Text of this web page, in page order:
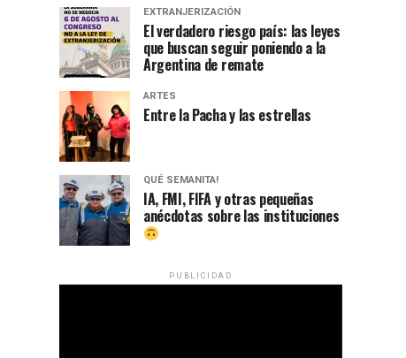
EXTRANJERIZACIÓN
El verdadero riesgo país: las leyes
que buscan seguir poniendo a la
Argentina de remate
ARTES
Entre la Pacha y las estrellas
QUÉ SEMANITA!
IA, FMI, FIFA y otras pequeñas
anécdotas sobre las instituciones
PUBLICIDAD